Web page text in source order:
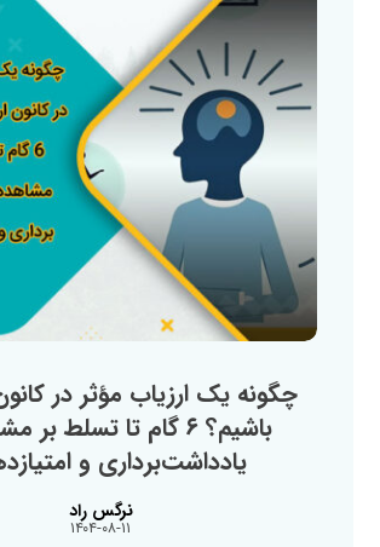
چگونه یک ارزیاب مؤثر در
باشیم؟ ۶ گام تا تسلط بر
یادداشت‌برداری و
نرگس راد
۱۴۰۴-۰۸-۱۱